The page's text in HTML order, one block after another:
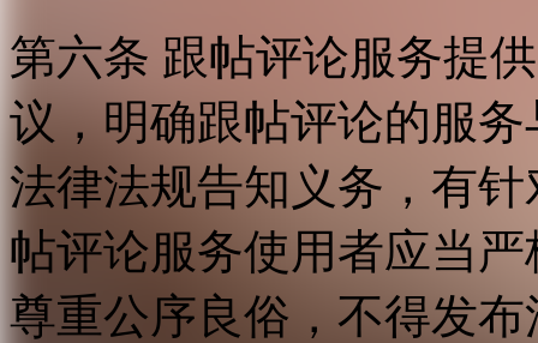
第六条 跟帖评论服务提
议，明确跟帖评论的服
法律法规告知义务，有
帖评论服务使用者应当
尊重公序良俗，不得发